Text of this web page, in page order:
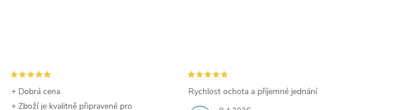
+ Dobrá cena
+ Zboží je kvalitně připravené pro
Rychlost ochota a příjemné jednání